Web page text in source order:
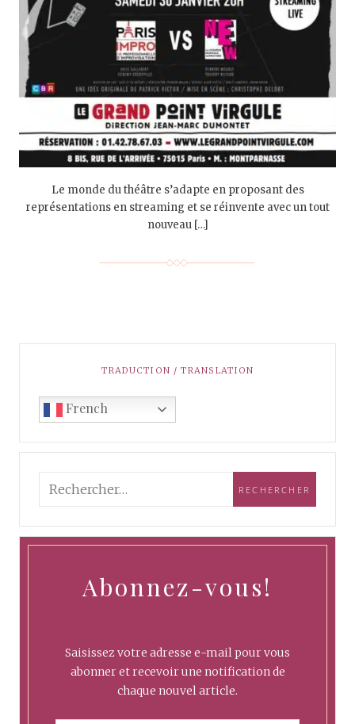
Le monde du théâtre s’adapte en proposant des
représentations en streaming et se réinvente avec un tout
nouveau […]
TRADUCTION / TRANSLATION
French
Abonnez-vous!
Saisissez votre adresse e-mail pour vous
abonner et recevoir une notification de
chaque nouvel article.